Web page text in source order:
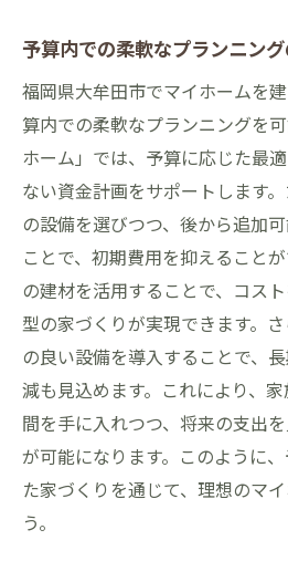
家族の健康を考えた素
ペットと共生する家づ
家族みんなが快適に過
資金計画と住みやすさを両
り
無理のないローン返済
コストパフォーマンス
将来の維持費を考慮し
資産価値を考えた投資
税金対策としての住宅
生活の質を向上させる
らくだホームの自由設計で
日常を豊かにする自由
予算内での柔軟なプランニン
福岡県大牟田市でマイホームを
算内での柔軟なプランニングを
ホーム」では、予算に応じた最
ない資金計画をサポートします
の設備を選びつつ、後から追加
ことで、初期費用を抑えること
の建材を活用することで、コス
型の家づくりが実現できます。
の良い設備を導入することで、
減も見込めます。これにより、
間を手に入れつつ、将来の支出
が可能になります。このように
た家づくりを通じて、理想のマ
う。